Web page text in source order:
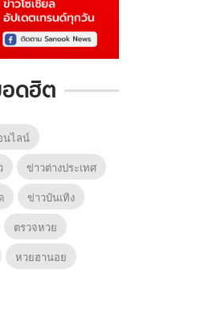
ดฮิต
นไลน์
ข่าวต่างประเทศ
ข่าวบันเทิง
ตรวจหวย
หวยฮานอย